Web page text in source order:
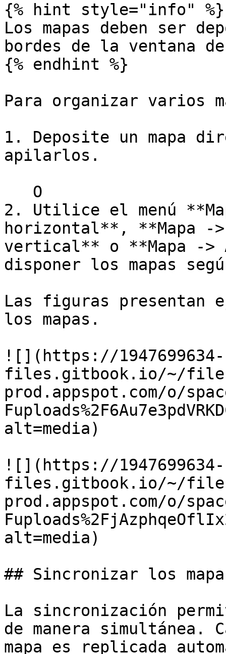
{% hint style="info" %}
Los mapas deben ser
bordes de la ventana
{% endhint %}
Para organizar varios
1. Deposite un mapa
apilarlos.
2. Utilice el menú
horizontal**, **Mapa ->
vertical** o **Mapa ->
disponer los mapas
Las figuras presentan
los mapas.
![](https://1947699634-
files.gitbook.io/~/
prod.appspot.com/o/
alt=media)
![](https://1947699634-
files.gitbook.io/~/
prod.appspot.com/o/
alt=media)
## Sincronizar los
La sincronización
de manera simultánea.
mapa es replicada